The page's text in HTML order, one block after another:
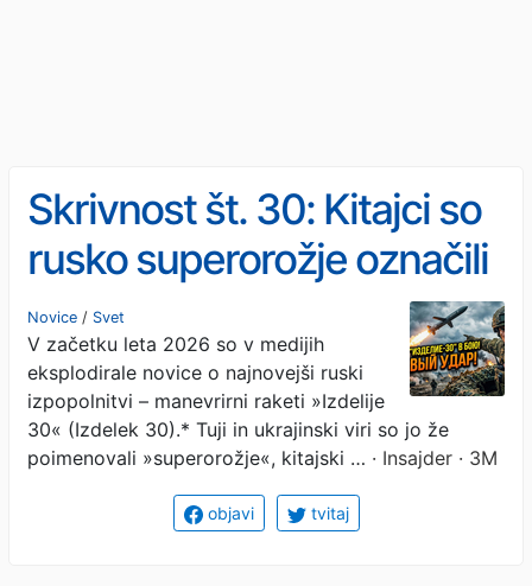
Skrivnost št. 30: Kitajci so
rusko superorožje označili
za grozljivo, tiho smrt
Novice / Svet
V začetku leta 2026 so v medijih
eksplodirale novice o najnovejši ruski
izpopolnitvi – manevrirni raketi »Izdelije
30« (Izdelek 30).* Tuji in ukrajinski viri so jo že
poimenovali »superorožje«, kitajski … · Insajder · 3M
objavi tvitaj